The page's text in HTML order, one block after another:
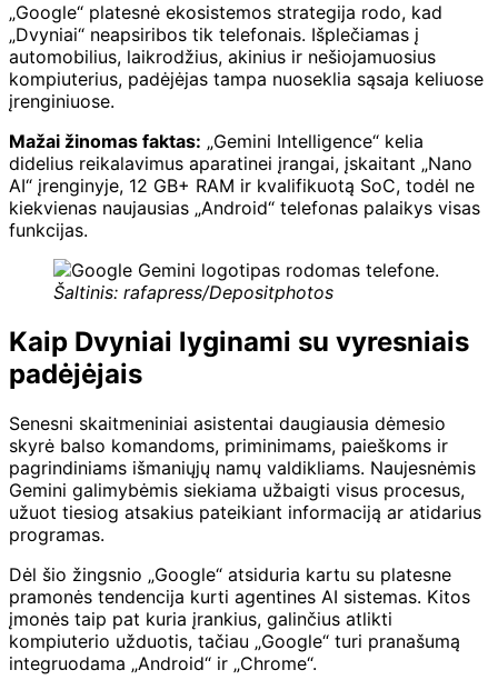
„Google“ platesnė ekosistemos strategija rodo, kad
„Dvyniai“ neapsiribos tik telefonais. Išplečiamas į
automobilius, laikrodžius, akinius ir nešiojamuosius
kompiuterius, padėjėjas tampa nuoseklia sąsaja keliuose
įrenginiuose.
Mažai žinomas faktas: „Gemini Intelligence“ kelia
didelius reikalavimus aparatinei įrangai, įskaitant „Nano
AI“ įrenginyje, 12 GB+ RAM ir kvalifikuotą SoC, todėl ne
kiekvienas naujausias „Android“ telefonas palaikys visas
funkcijas.
Šaltinis: rafapress/Depositphotos
Kaip Dvyniai lyginami su vyresniais
padėjėjais
Senesni skaitmeniniai asistentai daugiausia dėmesio
skyrė balso komandoms, priminimams, paieškoms ir
pagrindiniams išmaniųjų namų valdikliams. Naujesnėmis
Gemini galimybėmis siekiama užbaigti visus procesus,
užuot tiesiog atsakius pateikiant informaciją ar atidarius
programas.
Dėl šio žingsnio „Google“ atsiduria kartu su platesne
pramonės tendencija kurti agentines AI sistemas. Kitos
įmonės taip pat kuria įrankius, galinčius atlikti
kompiuterio užduotis, tačiau „Google“ turi pranašumą
integruodama „Android“ ir „Chrome“.